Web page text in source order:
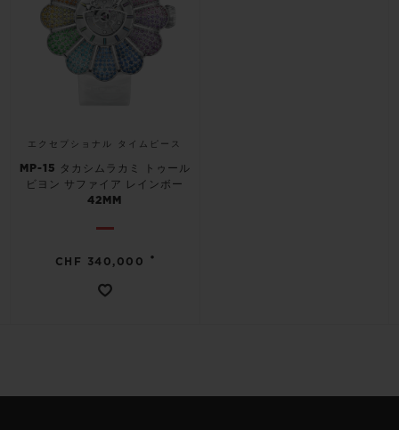
エクセプショナル タイムピース
MP-15 タカシムラカミ トゥール
ビヨン サファイア レインボー
42MM
CHF 340,000 •